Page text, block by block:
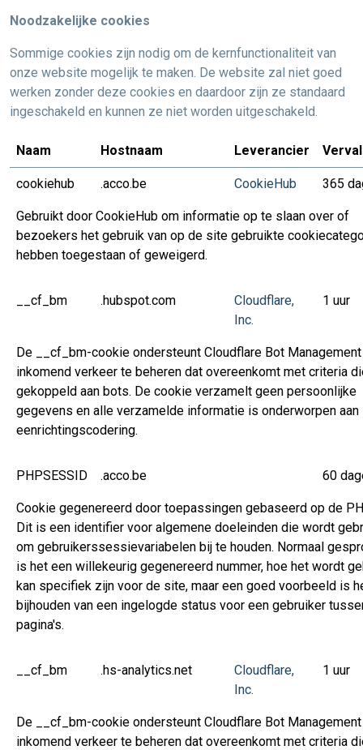
Noodzakelijke cookies
Sommige cookies zijn nodig om de kernfunctionaliteit van
onze website mogelijk te maken. De website zal niet goed
werken zonder deze cookies en daardoor zijn ze standaard
ingeschakeld en kunnen ze niet worden uitgeschakeld.
Naam Hostnaam Leverancier
cookiehub .acco.be CookieHub 365
Gebruikt door CookieHub om informatie op te slaan over of
bezoekers het gebruik van op de site gebruikte
hebben toegestaan of geweigerd.
__cf_bm .hubspot.com
Cloudflare,
Inc.
1 uur
De __cf_bm-cookie ondersteunt Cloudflare Bot
inkomend verkeer te beheren dat overeenkomt met criteria
gekoppeld aan bots. De cookie verzamelt geen persoonlijke
gegevens en alle verzamelde informatie is onderworpen aan
eenrichtingscodering.
PHPSESSID .acco.be 60
Cookie gegenereerd door toepassingen gebaseerd op de
Dit is een identifier voor algemene doeleinden die wordt
om gebruikerssessievariabelen bij te houden. Normaal
is het een willekeurig gegenereerd nummer, hoe het wordt
kan specifiek zijn voor de site, maar een goed voorbeeld is
bijhouden van een ingelogde status voor een gebruiker
pagina's.
__cf_bm .hs-analytics.net
Cloudflare,
Inc.
1 uur
De __cf_bm-cookie ondersteunt Cloudflare Bot
inkomend verkeer te beheren dat overeenkomt met criteria